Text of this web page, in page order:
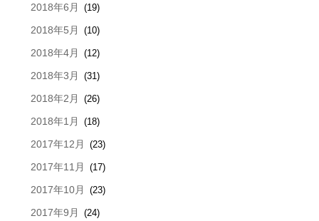
2018年6月 (19)
2018年5月 (10)
2018年4月 (12)
2018年3月 (31)
2018年2月 (26)
2018年1月 (18)
2017年12月 (23)
2017年11月 (17)
2017年10月 (23)
2017年9月 (24)